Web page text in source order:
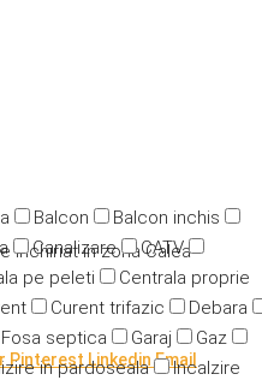
Balcon
Balcon inchis
Canalizare
CATV
pe peleti
Centrala proprie
Curent trifazic
Debara
Fosa septica Garaj
Gaz
in pardoseala
Incalzire
inchiriat in zona Calea
Pinterest LinkedinEmail